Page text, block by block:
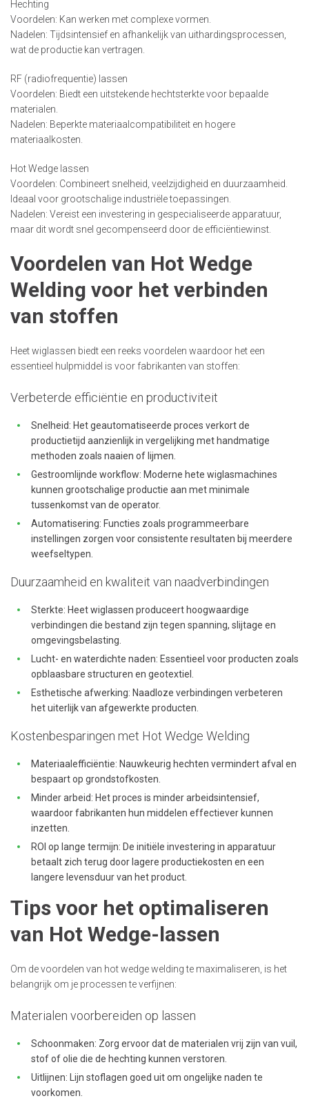
Hechting
Voordelen: Kan werken met complexe vormen.
Nadelen: Tijdsintensief en afhankelijk van uithardingsprocessen,
wat de productie kan vertragen.
RF (radiofrequentie) lassen
Voordelen: Biedt een uitstekende hechtsterkte voor bepaalde
materialen.
Nadelen: Beperkte materiaalcompatibiliteit en hogere
materiaalkosten.
Hot Wedge lassen
Voordelen: Combineert snelheid, veelzijdigheid en duurzaamheid.
Ideaal voor grootschalige industriële toepassingen.
Nadelen: Vereist een investering in gespecialiseerde apparatuur,
maar dit wordt snel gecompenseerd door de efficiëntiewinst.
Voordelen van Hot Wedge
Welding voor het verbinden
van stoffen
Heet wiglassen biedt een reeks voordelen waardoor het een
essentieel hulpmiddel is voor fabrikanten van stoffen:
Verbeterde efficiëntie en productiviteit
Snelheid: Het geautomatiseerde proces verkort de
productietijd aanzienlijk in vergelijking met handmatige
methoden zoals naaien of lijmen.
Gestroomlijnde workflow: Moderne hete wiglasmachines
kunnen grootschalige productie aan met minimale
tussenkomst van de operator.
Automatisering: Functies zoals programmeerbare
instellingen zorgen voor consistente resultaten bij meerdere
weefseltypen.
Duurzaamheid en kwaliteit van naadverbindingen
Sterkte: Heet wiglassen produceert hoogwaardige
verbindingen die bestand zijn tegen spanning, slijtage en
omgevingsbelasting.
Lucht- en waterdichte naden: Essentieel voor producten zoals
opblaasbare structuren en geotextiel.
Esthetische afwerking: Naadloze verbindingen verbeteren
het uiterlijk van afgewerkte producten.
Kostenbesparingen met Hot Wedge Welding
Materiaalefficiëntie: Nauwkeurig hechten vermindert afval en
bespaart op grondstofkosten.
Minder arbeid: Het proces is minder arbeidsintensief,
waardoor fabrikanten hun middelen effectiever kunnen
inzetten.
ROI op lange termijn: De initiële investering in apparatuur
betaalt zich terug door lagere productiekosten en een
langere levensduur van het product.
Tips voor het optimaliseren
van Hot Wedge-lassen
Om de voordelen van hot wedge welding te maximaliseren, is het
belangrijk om je processen te verfijnen:
Materialen voorbereiden op lassen
Schoonmaken: Zorg ervoor dat de materialen vrij zijn van vuil,
stof of olie die de hechting kunnen verstoren.
Uitlijnen: Lijn stoflagen goed uit om ongelijke naden te
voorkomen.